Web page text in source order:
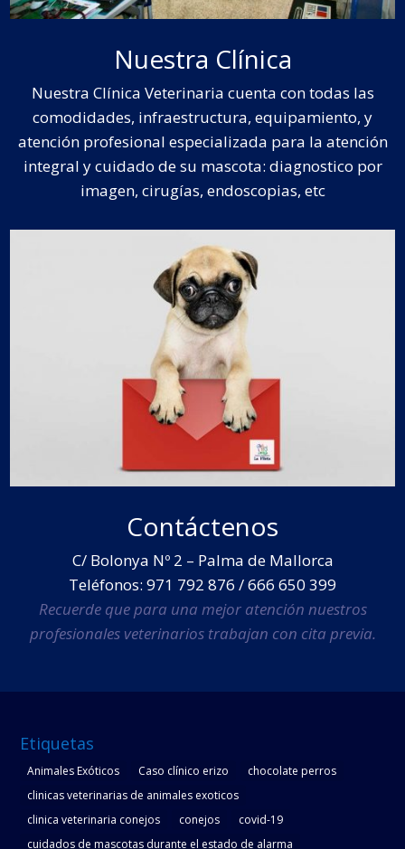
Nuestra Clínica
Nuestra Clínica Veterinaria cuenta con todas las
comodidades, infraestructura, equipamiento, y
atención profesional especializada para la atención
integral y cuidado de su mascota: diagnostico por
imagen, cirugías, endoscopias, etc
Contáctenos
C/ Bolonya Nº 2 – Palma de Mallorca
Teléfonos: 971 792 876 / 666 650 399
Recuerde que para una mejor atención nuestros
profesionales veterinarios trabajan con cita previa.
Etiquetas
Animales Exóticos Caso clínico erizo
chocolate perros
clinicas veterinarias de animales exoticos
clinica veterinaria conejos
conejos
covid-19
cuidados de mascotas durante el estado de alarma